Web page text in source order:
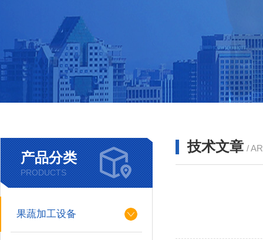
产品分类
PRODUCTS
果蔬加工设备
技术文章 /